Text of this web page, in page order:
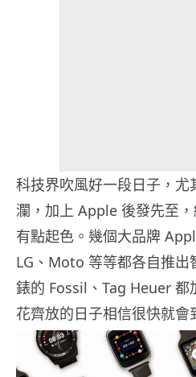
科技界吹風好一段日子，
瀾，加上 Apple 後發先至
有點起色。幾個大品牌
LG、Moto 等等都各自推出
錶的 Fossil、Tag Heuer 都
花齊放的日子相信很快就會